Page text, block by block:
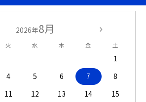
2026年8月
火 水 木 金 土
1
4 5 6 7
8
11 12 13 14
15